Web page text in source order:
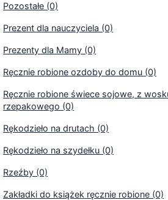
Pozostałe (0)
Prezent dla nauczyciela (0)
Prezenty dla Mamy (0)
Ręcznie robione ozdoby do domu (0)
Ręcznie robione świece sojowe, z
rzepakowego (0)
Rękodzieło na drutach (0)
Rękodzieło na szydełku (0)
Rzeźby (0)
Zakładki do książek ręcznie robione (0)